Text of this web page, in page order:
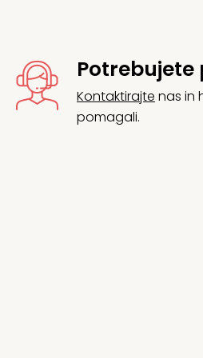
Potrebujete
Kontaktirajte nas in
pomagali.